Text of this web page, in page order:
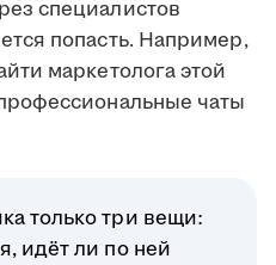
специалистов
попасть. Например,
маркетолога этой
чаты
только три вещи:
идёт ли по ней